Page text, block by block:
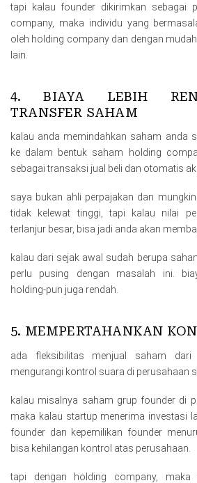
tapi kalau founder dikirimkan sebagai
company, maka individu yang
oleh holding company dan dengan
lain.
4. BIAYA LEBIH
TRANSFER SAHAM
kalau anda memindahkan saham anda
ke dalam bentuk saham holding
sebagai transaksi jual beli dan otomatis
saya bukan ahli perpajakan dan
tidak kelewat tinggi, tapi kalau nilai
terlanjur besar, bisa jadi anda akan
kalau dari sejak awal sudah berupa
perlu pusing dengan masalah ini.
holding-pun juga rendah.
5. MEMPERTAHANKAN
ada fleksibilitas menjual saham
mengurangi kontrol suara di perusahaan
kalau misalnya saham grup founder di
maka kalau startup menerima investasi
founder dan kepemilikan founder
bisa kehilangan kontrol atas perusahaan.
tapi dengan holding company, maka